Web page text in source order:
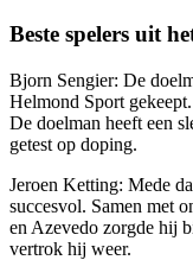
Beste spelers uit
Bjorn Sengier: De
Helmond Sport
De doelman heeft een
getest op doping.
Jeroen Ketting: Mede
succesvol. Samen met
en Azevedo zorgde hij
vertrok hij weer.